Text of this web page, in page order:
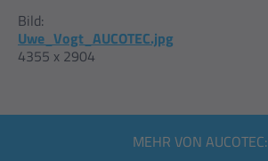
Bild:
Uwe_Vogt_AUCOTEC.jpg
4355 x 2904
MEHR VON AUCOTEC: